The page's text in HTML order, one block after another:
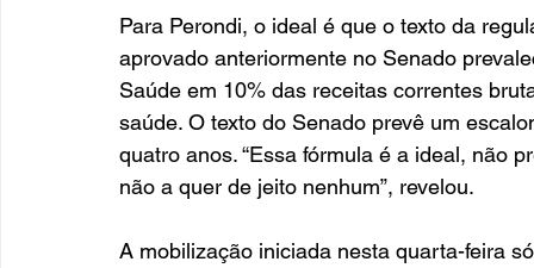
Para Perondi, o ideal é que o texto da
aprovado anteriormente no Senado
Saúde em 10% das receitas correntes
saúde. O texto do Senado prevê um
quatro anos. “Essa fórmula é a ideal, não
não a quer de jeito nenhum”, revelou.
A mobilização iniciada nesta quarta-feira